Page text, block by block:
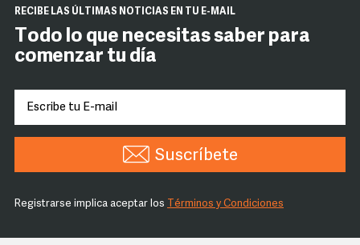
RECIBE LAS ÚLTIMAS NOTICIAS EN TU E-MAIL
Todo lo que necesitas saber para
comenzar tu día
Suscríbete
Registrarse implica aceptar los Términos y Condiciones